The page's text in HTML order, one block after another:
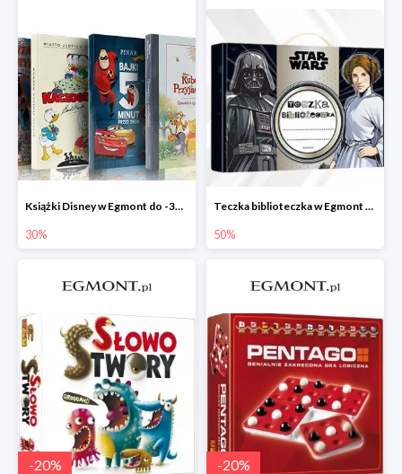
Książki Disney w Egmont do -30%
30%
Teczka biblioteczka w Egmont -50%
50%
-20% -20%